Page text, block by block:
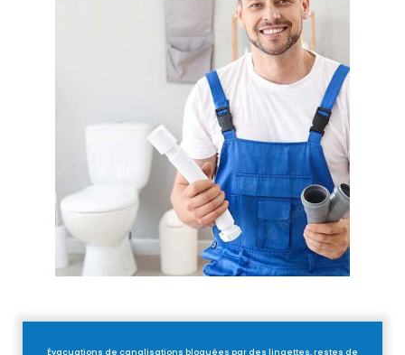
Évacuations de canalisations bloquées par des lingettes, restes de